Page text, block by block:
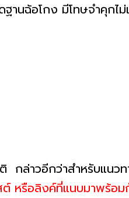
านฉ้อโกง มีโทษจำคุก
กล่าวอีกว่าสำหรับแนว
ต์ หรือลิงค์ที่แนบมาพร้อม